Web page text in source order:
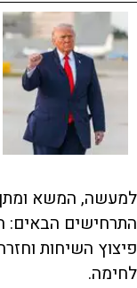
למעשה, המשא
התרחישים הבאים:
פיצוץ השיחות
לחימה.